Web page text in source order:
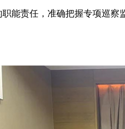
能责任，准确把握专项巡察